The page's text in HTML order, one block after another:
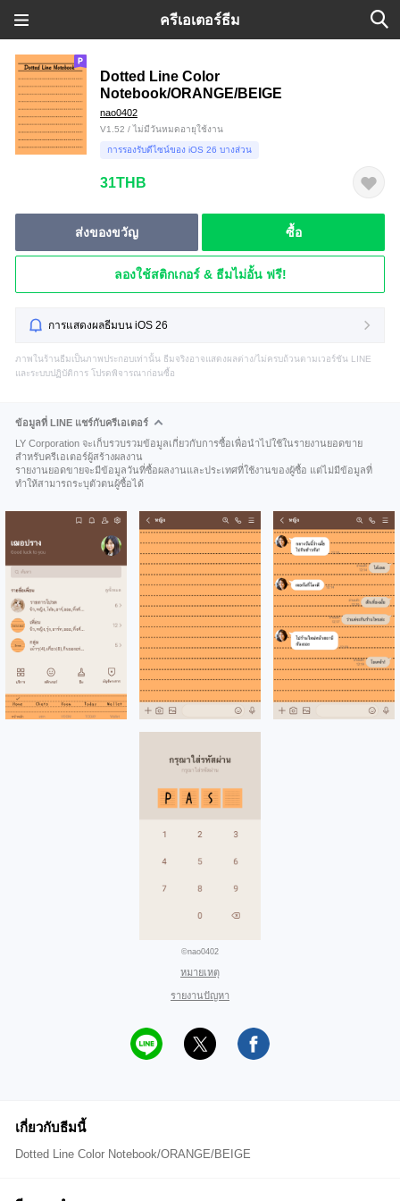
ครีเอเตอร์ธีม
Dotted Line Color
Notebook/ORANGE/BEIGE
nao0402
V1.52 / ไม่มีวันหมดอายุใช้งาน
การรองรับดีไซน์ของ iOS 26 บางส่วน
31THB
ส่งของขวัญ ซื้อ
ลองใช้สติกเกอร์ & ธีมไม่อั้น ฟรี!
การแสดงผลธีมบน iOS 26
ภาพในร้านธีมเป็นภาพประกอบเท่านั้น ธีมจริงอาจแสดงผลต่าง/ไม่ครบถ้วนตามเวอร์ชัน LINE
และระบบปฏิบัติการ โปรดพิจารณาก่อนซื้อ
ข้อมูลที่ LINE แชร์กับครีเอเตอร์
LY Corporation จะเก็บรวบรวมข้อมูลเกี่ยวกับการซื้อเพื่อนำไปใช้ในรายงานยอดขาย
สำหรับครีเอเตอร์ผู้สร้างผลงาน
รายงานยอดขายจะมีข้อมูลวันที่ซื้อผลงานและประเทศที่ใช้งานของผู้ซื้อ แต่ไม่มีข้อมูลที่
ทำให้สามารถระบุตัวตนผู้ซื้อได้
©nao0402
หมายเหตุ
รายงานปัญหา
เกี่ยวกับธีมนี้
Dotted Line Color Notebook/ORANGE/BEIGE